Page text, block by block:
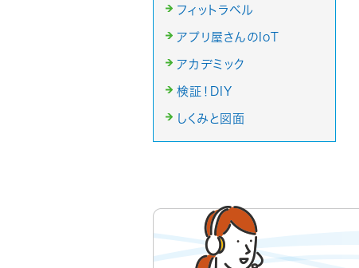
フィットラベル
アプリ屋さんのIoT
アカデミック
検証！DIY
しくみと図面